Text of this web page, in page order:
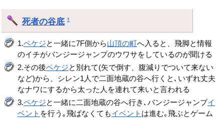
死者の谷底 †
1.ペケジと一緒に7F側から山頂の町へ入ると、飛脚と情報
のイチがバンジージャンプのウワサをしているのが聞ける
2.その後ペケジと別れて(矢で倒す、腹減りでついて来ない
など)から、シレン1人で二面地蔵の谷へ行くと､いずれ丈夫
なナワにするから太った人を連れて来いと言われる
3.ペケジと一緒に二面地蔵の谷へ行き､バンジージャンプイ
ベント を行う｡飛ばなくてもイベント は進む｡飛ぶとゲーム